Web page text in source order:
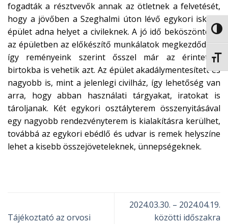
fogadták a résztvevők annak az ötletnek a felvetését,
hogy a jövőben a Szeghalmi úton lévő egykori iskolai
épület adna helyet a civileknek. A jó idő beköszöntével
az épületben az előkészítő munkálatok megkezdődtek,
így reményeink szerint ősszel már az érintettek
birtokba is vehetik azt. Az épület akadálymentesített és
nagyobb is, mint a jelenlegi civilház, így lehetőség van
arra, hogy abban használati tárgyakat, iratokat is
tároljanak. Két egykori osztályterem összenyitásával
egy nagyobb rendezvényterem is kialakításra kerülhet,
továbbá az egykori ebédlő és udvar is remek helyszíne
lehet a kisebb összejöveteleknek, ünnepségeknek.
Tájékoztató az orvosi
2024.03.30. – 2024.04.19.
közötti időszakra